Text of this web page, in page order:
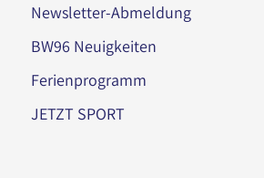
Newsletter-Abmeldung
BW96 Neuigkeiten
Ferienprogramm
JETZT SPORT